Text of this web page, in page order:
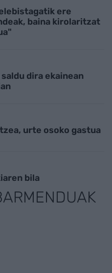
ere
baina kirolaritzat
dira ekainean
urte osoko gastua
bila